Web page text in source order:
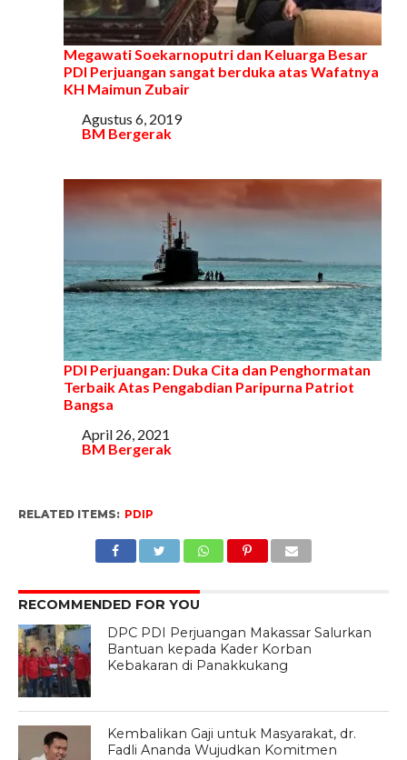
Megawati Soekarnoputri dan Keluarga Besar
PDI Perjuangan sangat berduka atas Wafatnya
KH Maimun Zubair
Tanggal
Agustus 6, 2019
Sehubungan dengan
BM Bergerak
PDI Perjuangan: Duka Cita dan Penghormatan
Terbaik Atas Pengabdian Paripurna Patriot
Bangsa
Tanggal
April 26, 2021
Sehubungan dengan
BM Bergerak
RELATED ITEMS: PDIP
RECOMMENDED FOR YOU
DPC PDI Perjuangan Makassar Salurkan
Bantuan kepada Kader Korban
Kebakaran di Panakkukang
Kembalikan Gaji untuk Masyarakat, dr.
Fadli Ananda Wujudkan Komitmen